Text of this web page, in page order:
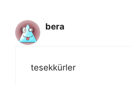
bera
tesekkürler